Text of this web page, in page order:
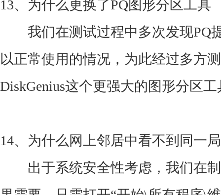
13、为什么更换了PQ图形分区工具
我们在测试过程中多次发现PQ
以正常使用的情况，为此经过多方
DiskGenius这个更强大的图形分区工
14、为什么网上邻居中看不到同一
出于系统安全性考虑，我们在制